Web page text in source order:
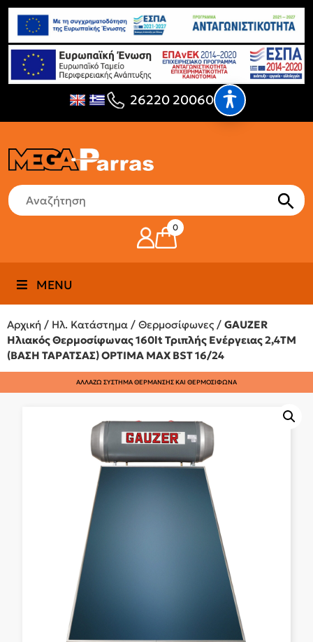
26220 20060
0
MENU
Αρχική / Ηλ. Κατάστημα / Θερμοσίφωνες / GAUZER
Ηλιακός Θερμοσίφωνας 160lt Τριπλής Ενέργειας 2,4ΤΜ
(ΒΑΣΗ ΤΑΡΑΤΣΑΣ) OPTIMA MAX BST 16/24
ΑΛΛΑΖΩ ΣΥΣΤΗΜΑ ΘΕΡΜΑΝΣΗΣ ΚΑΙ ΘΕΡΜΟΣΙΦΩΝΑ